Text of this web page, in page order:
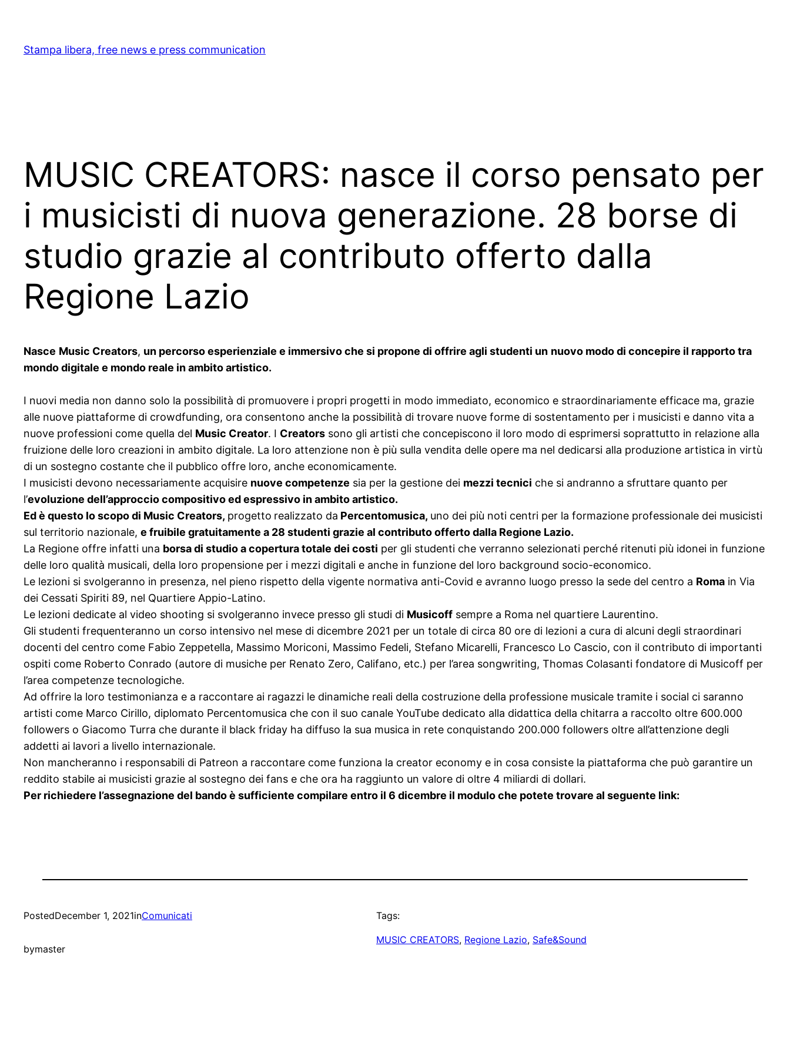
content
Stampa libera, free news e press communication
MUSIC CREATORS: nasce il corso pensato per
i musicisti di nuova generazione. 28 borse di
studio grazie al contributo offerto dalla
Regione Lazio
Nasce Music Creators, un percorso esperienziale e immersivo che si propone di offrire agli studenti un nuovo modo di concepire il rapporto tra
mondo digitale e mondo reale in ambito artistico.
I nuovi media non danno solo la possibilità di promuovere i propri progetti in modo immediato, economico e straordinariamente efficace ma, grazie
alle nuove piattaforme di crowdfunding, ora consentono anche la possibilità di trovare nuove forme di sostentamento per i musicisti e danno vita a
nuove professioni come quella del Music Creator. I Creators sono gli artisti che concepiscono il loro modo di esprimersi soprattutto in relazione alla
fruizione delle loro creazioni in ambito digitale. La loro attenzione non è più sulla vendita delle opere ma nel dedicarsi alla produzione artistica in virtù
di un sostegno costante che il pubblico offre loro, anche economicamente.
I musicisti devono necessariamente acquisire nuove competenze sia per la gestione dei mezzi tecnici che si andranno a sfruttare quanto per
l’evoluzione dell’approccio compositivo ed espressivo in ambito artistico.
Ed è questo lo scopo di Music Creators, progetto realizzato da Percentomusica, uno dei più noti centri per la formazione professionale dei musicisti
sul territorio nazionale, e fruibile gratuitamente a 28 studenti grazie al contributo offerto dalla Regione Lazio.
La Regione offre infatti una borsa di studio a copertura totale dei costi per gli studenti che verranno selezionati perché ritenuti più idonei in funzione
delle loro qualità musicali, della loro propensione per i mezzi digitali e anche in funzione del loro background socio-economico.
Le lezioni si svolgeranno in presenza, nel pieno rispetto della vigente normativa anti-Covid e avranno luogo presso la sede del centro a Roma in Via
dei Cessati Spiriti 89, nel Quartiere Appio-Latino.
Le lezioni dedicate al video shooting si svolgeranno invece presso gli studi di Musicoff sempre a Roma nel quartiere Laurentino.
Gli studenti frequenteranno un corso intensivo nel mese di dicembre 2021 per un totale di circa 80 ore di lezioni a cura di alcuni degli straordinari
docenti del centro come Fabio Zeppetella, Massimo Moriconi, Massimo Fedeli, Stefano Micarelli, Francesco Lo Cascio, con il contributo di importanti
ospiti come Roberto Conrado (autore di musiche per Renato Zero, Califano, etc.) per l’area songwriting, Thomas Colasanti fondatore di Musicoff per
l’area competenze tecnologiche.
Ad offrire la loro testimonianza e a raccontare ai ragazzi le dinamiche reali della costruzione della professione musicale tramite i social ci saranno
artisti come Marco Cirillo, diplomato Percentomusica che con il suo canale YouTube dedicato alla didattica della chitarra a raccolto oltre 600.000
followers o Giacomo Turra che durante il black friday ha diffuso la sua musica in rete conquistando 200.000 followers oltre all’attenzione degli
addetti ai lavori a livello internazionale.
Non mancheranno i responsabili di Patreon a raccontare come funziona la creator economy e in cosa consiste la piattaforma che può garantire un
reddito stabile ai musicisti grazie al sostegno dei fans e che ora ha raggiunto un valore di oltre 4 miliardi di dollari.
Per richiedere l’assegnazione del bando è sufficiente compilare entro il 6 dicembre il modulo che potete trovare al seguente link:
PostedDecember 1, 2021inComunicati
bymaster
Tags:
MUSIC CREATORS, Regione Lazio, Safe&Sound